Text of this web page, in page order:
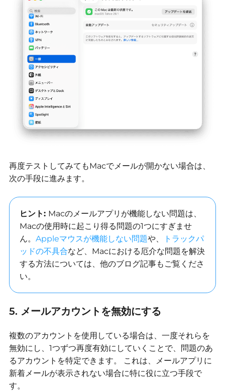
再度テストしてみてもMacでメールが開かない場合は、
次の手段に進みます。
ヒント: Macのメールアプリが機能しない問題は、
Macの使用時に起こり得る問題の1つにすぎませ
ん。 Appleマウスが機能しない問題や、
トラックパ
ッドの不具合など、Macにおける厄介な問題を解決
する方法については、他のブログ記事もご覧くださ
い。
5. メールアカウントを無効にする
複数のアカウントを使用している場合は、一度それらを
無効にし、1つずつ再度有効にしていくことで、問題のあ
るアカウントを特定できます。
これは、メールアプリに
新着メールが表示されない場合に特に役に立つ手段で
す。